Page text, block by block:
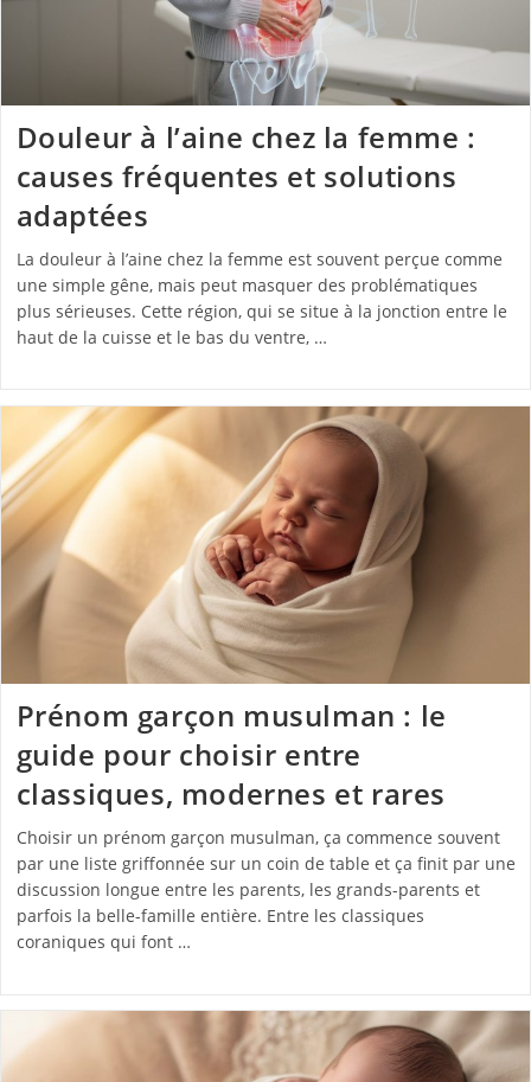
Douleur à l’aine chez la femme :
causes fréquentes et solutions
adaptées
La douleur à l’aine chez la femme est souvent perçue comme
une simple gêne, mais peut masquer des problématiques
plus sérieuses. Cette région, qui se situe à la jonction entre le
haut de la cuisse et le bas du ventre, …
Prénom garçon musulman : le
guide pour choisir entre
classiques, modernes et rares
Choisir un prénom garçon musulman, ça commence souvent
par une liste griffonnée sur un coin de table et ça finit par une
discussion longue entre les parents, les grands-parents et
parfois la belle-famille entière. Entre les classiques
coraniques qui font …